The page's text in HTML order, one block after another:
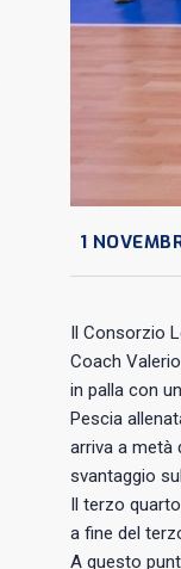
1
Il Consorzio
Coach
in palla con
Pescia
arriva a metà
svantaggio
Il terzo
a fine del
A questo